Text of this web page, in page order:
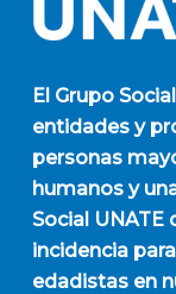
El Grupo
entidades y
personas
humanos y
Social UNATE
incidencia
edadistas en